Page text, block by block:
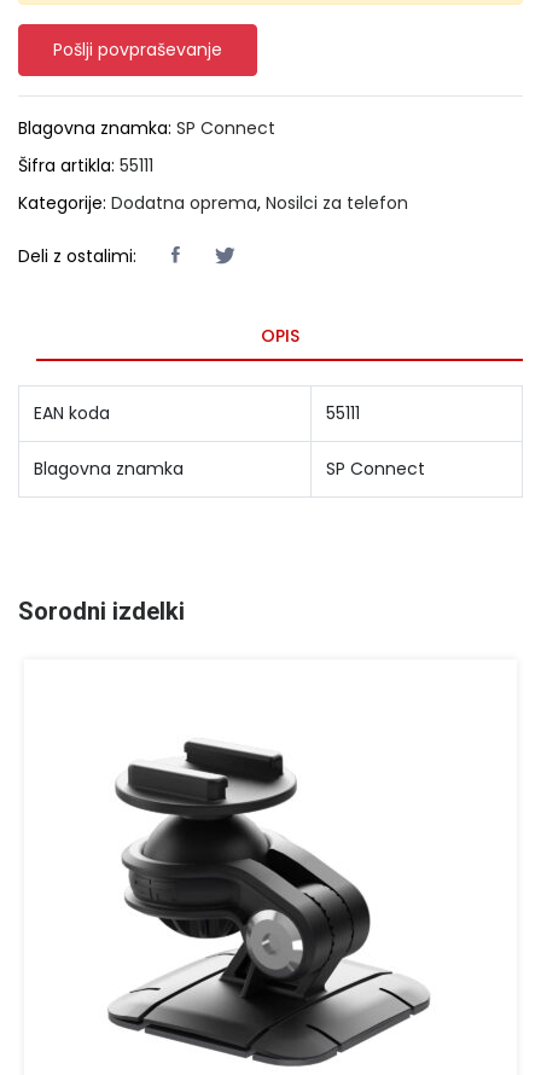
Pošlji povpraševanje
Blagovna znamka: SP Connect
Šifra artikla: 55111
Kategorije: Dodatna oprema, Nosilci za telefon
Deli z ostalimi:
OPIS
EAN koda 55111
Blagovna znamka SP Connect
Sorodni izdelki